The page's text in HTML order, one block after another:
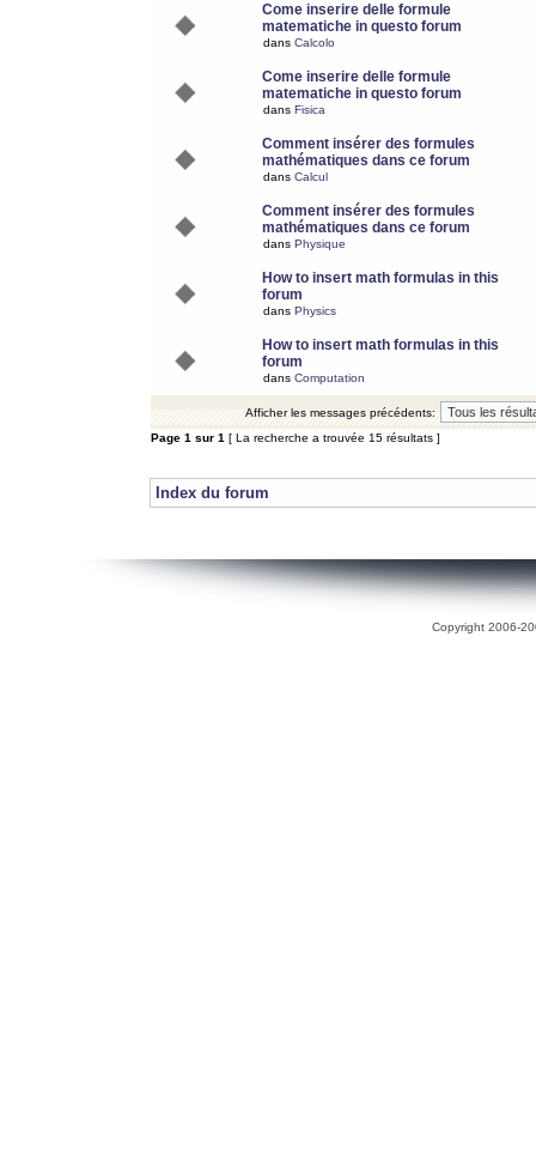
Come inserire delle formule
matematiche in questo forum
dans Calcolo
Come inserire delle formule
matematiche in questo forum
dans Fisica
Comment insérer des formules
mathématiques dans ce forum
dans Calcul
Comment insérer des formules
mathématiques dans ce forum
dans Physique
How to insert math formulas in this
forum
dans Physics
How to insert math formulas in this
forum
dans Computation
Afficher les messages précédents:
Page 1 sur 1 [ La recherche a trouvée 15 résultats ]
Index du forum
Copyright 2006-